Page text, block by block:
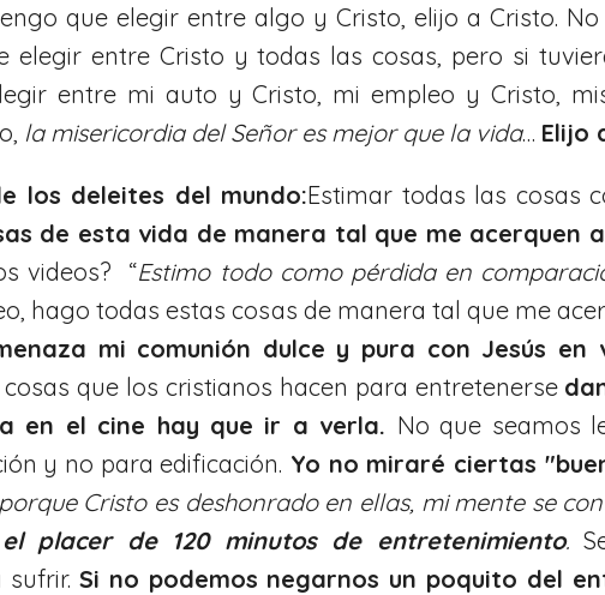
que elegir entre algo y Cristo, elijo a Cristo.
elegir entre Cristo y todas las cosas, pero si
entre mi auto y Cristo, mi empleo y Cristo,
la misericordia del Señor es mejor que la vida… Elijo
los deleites del mundo:Estimar todas las cosas
de esta vida de manera tal que me acerquen
videos? “Estimo todo como pérdida en
hago todas estas cosas de manera tal que me
mi comunión dulce y pura con Jesús en
cosas que los cristianos hacen para entretenerse
en el cine hay que ir a verla. No que seamos
y no para edificación. Yo no miraré ciertas
Cristo es deshonrado en ellas, mi mente se
placer de 120 minutos de entretenimiento.
Si no podemos negarnos un poquito del